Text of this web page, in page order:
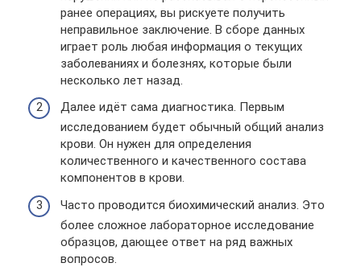
ранее операциях, вы рискуете получить
неправильное заключение. В сборе данных
играет роль любая информация о текущих
заболеваниях и болезнях, которые были
несколько лет назад.
Далее идёт сама диагностика. Первым
исследованием будет обычный общий анализ
крови. Он нужен для определения
количественного и качественного состава
компонентов в крови.
Часто проводится биохимический анализ. Это
более сложное лабораторное исследование
образцов, дающее ответ на ряд важных
вопросов.